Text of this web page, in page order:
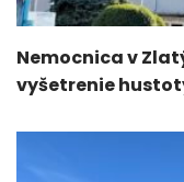
Nemocnica v
vyšetrenie